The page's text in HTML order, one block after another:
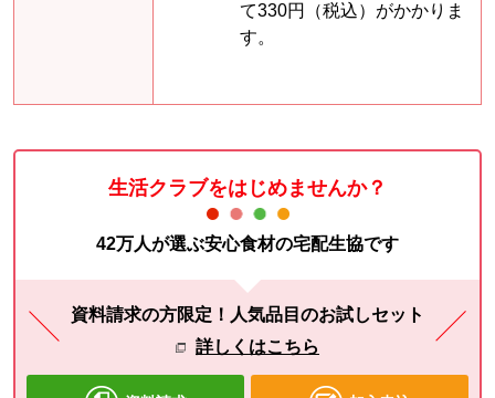
て330円（税込）がかかりま
す。
生活クラブをはじめませんか？
42万人が選ぶ安心食材の宅配生協です
資料請求の方限定！人気品目のお試しセット
詳しくはこちら